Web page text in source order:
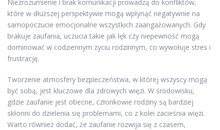
Niezrozumienie i brak komunikacji prowadzą do konfliktów,
które w dłuższej perspektywie mogą wpłynąć negatywnie na
samopoczucie emocjonalne wszystkich zaangażowanych. Gdy
brakuje zaufania, uczucia takie jak lęk czy niepewność mogą
dominować w codziennym życiu rodzinnym, co wywołuje stres i
frustrację.
Tworzenie atmosfery bezpieczeństwa, w której wszyscy mogą
być sobą, jest kluczowe dla zdrowych więzi. W środowisku,
gdzie zaufanie jest obecne, członkowie rodziny są bardziej
skłonni do dzielenia się problemami, co z kolei zacieśnia więzi.
Warto również dodać, że zaufanie rozwija się z czasem,